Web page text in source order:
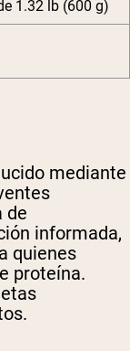
1.32 lb (600 g)
mediante
de
informada,
quienes
proteína.